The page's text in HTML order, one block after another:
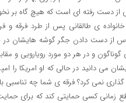
از دست رفته ای است که هیچ گاه بر
ی طالقانی پس از طرد فرقه و
از دست دادن جگر گوشه هایشان
و در هر دو مورد رویارویی و
می دانید در حالی که او امریکا
گذاری نمی کرد؟ فرقه ی شما چه تناسبی
زمانی کسی حمایتی کند که برای